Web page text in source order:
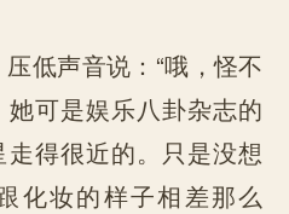
低声音说：“哦，怪不
可是娱乐八卦杂志的
得很近的。只是没想
化妆的样子相差那么